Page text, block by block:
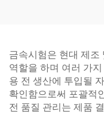
금속시험은 현대 제조
역할을 하며 여러 가
용 전 생산에 투입될
확인함으로써 포괄적
전 품질 관리는 제품